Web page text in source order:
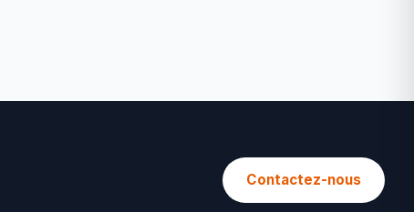
Contactez-nous